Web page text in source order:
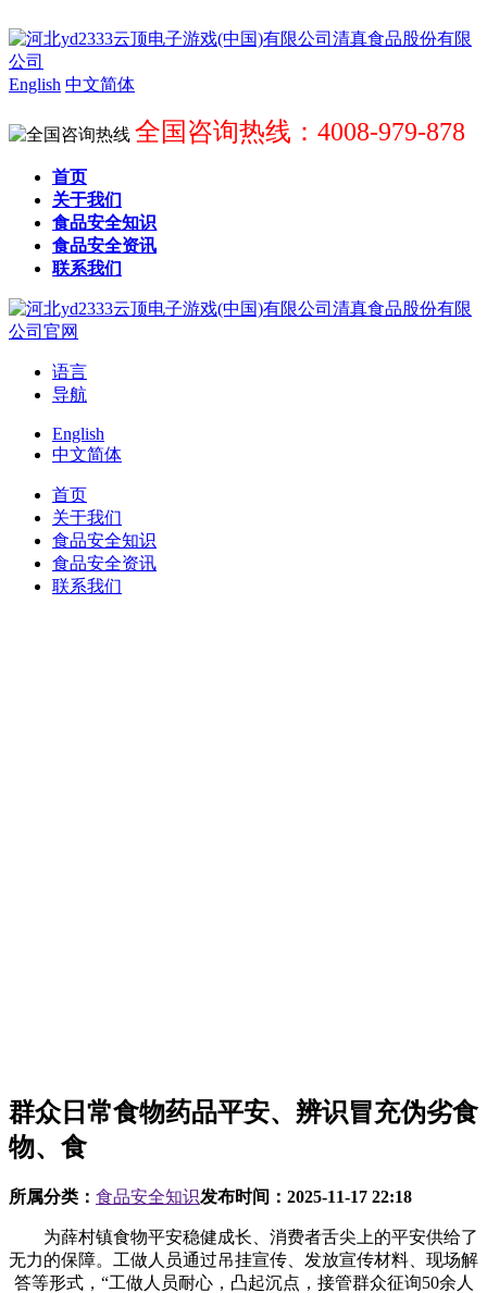
English 中文简体
全国咨询热线：4008-979-878
首页
关于我们
食品安全知识
食品安全资讯
联系我们
语言
导航
English
中文简体
首页
关于我们
食品安全知识
食品安全资讯
联系我们
群众日常食物药品平安、辨识冒充伪劣食
物、食
所属分类： 食品安全知识发布时间： 2025-11-17 22:18
为薛村镇食物平安稳健成长、消费者舌尖上的平安供给了
无力的保障。工做人员通过吊挂宣传、发放宣传材料、现场解
答等形式，“工做人员耐心，凸起沉点，接管群众征询50余人